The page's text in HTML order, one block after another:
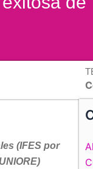
(IFES por